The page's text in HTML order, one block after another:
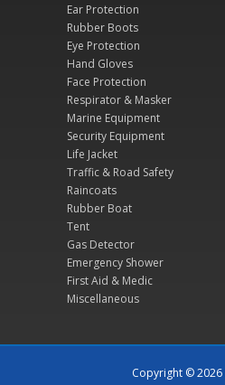
Ear Protection
Rubber Boots
Eye Protection
Hand Gloves
Face Protection
Respirator & Masker
Marine Equipment
Security Equipment
Life Jacket
Traffic & Road Safety
Raincoats
Rubber Boat
Tent
Gas Detector
Emergency Shower
First Aid & Medic
Miscellaneous
Copyright © 2026